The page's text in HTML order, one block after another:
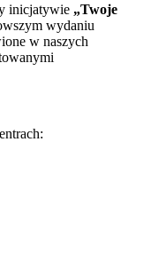
inicjatywie „Twoje
wydaniu
w naszych